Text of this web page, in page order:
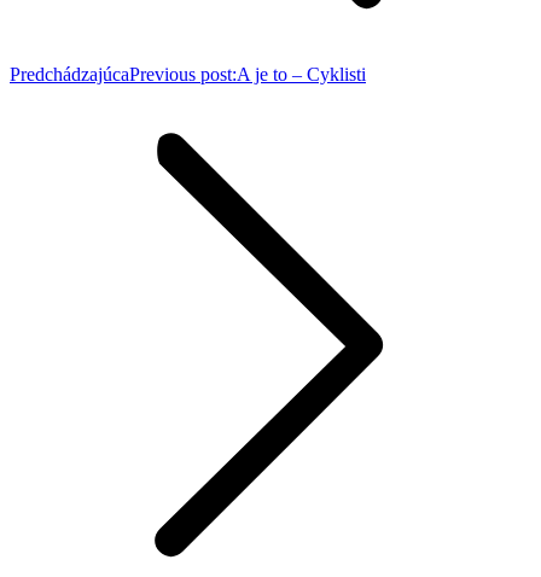
PredchádzajúcaPrevious post:A je to – Cyklisti